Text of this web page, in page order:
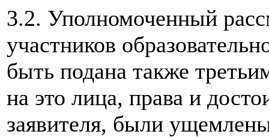
3.2. Уполномоченный
участников
быть подана также
на это лица, права и
заявителя, были